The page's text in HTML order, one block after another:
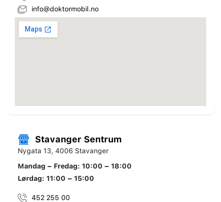
info@doktormobil.no
Stavanger Sentrum
Nygata 13, 4006 Stavanger
Mandag – Fredag: 10:00 – 18:00
Lørdag: 11:00 – 15:00
452 255 00